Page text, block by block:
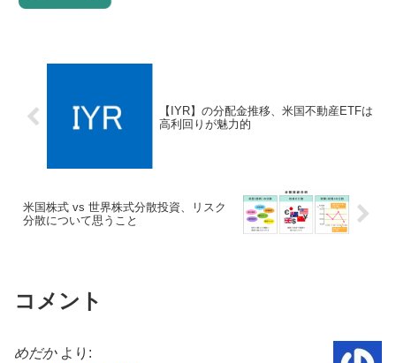
【IYR】の分配金推移、米国不動産ETFは
高利回りが魅力的
米国株式 vs 世界株式分散投資、リスク
分散について思うこと
コメント
めだか より: